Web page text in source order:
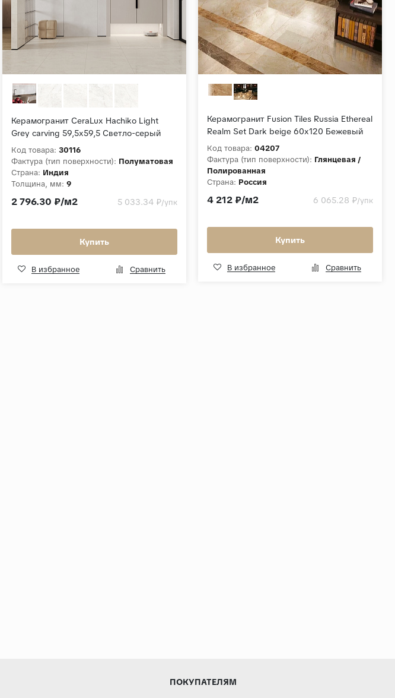
Керамогранит CeraLux Hachiko Light
Grey carving 59,5x59,5 Светло-серый
Матовый карвинг
Код товара: 30116
Фактура (тип поверхности): Полуматовая
Страна: Индия
Толщина, мм: 9
2 796.30 ₽/м2 5 033.34 ₽/упк
Купить
В избранное Сравнить
Керамогранит Fusion Tiles Russia Ethereal
Realm Set Dark beige 60x120 Бежевый
Полированный
Код товара: 04207
Фактура (тип поверхности): Глянцевая /
Полированная
Страна: Россия
Коллекция: Ethereal Realm Set
4 212 ₽/м2 6 065.28 ₽/упк
Купить
В избранное Сравнить
ПОКУПАТЕЛЯМ